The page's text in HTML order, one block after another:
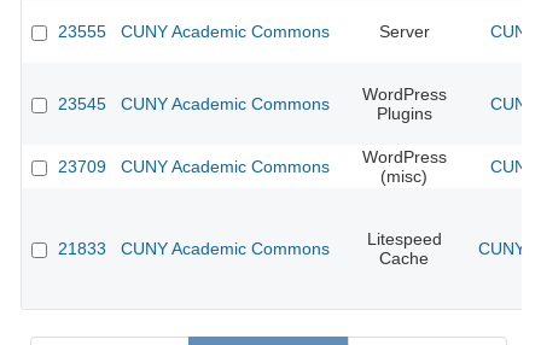
23555 CUNY Academic Commons Server
23545 CUNY Academic Commons
WordPress
Plugins
23709 CUNY Academic Commons
WordPress
(misc)
21833 CUNY Academic Commons
Litespeed
Cache
CUNY